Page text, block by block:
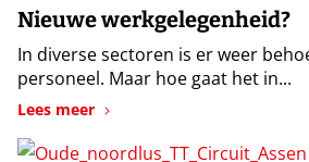
Nieuwe werkgelegenheid?
In diverse sectoren is er weer
personeel. Maar hoe gaat het in...
Lees meer